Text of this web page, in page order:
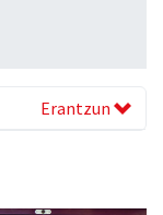
Erantzun